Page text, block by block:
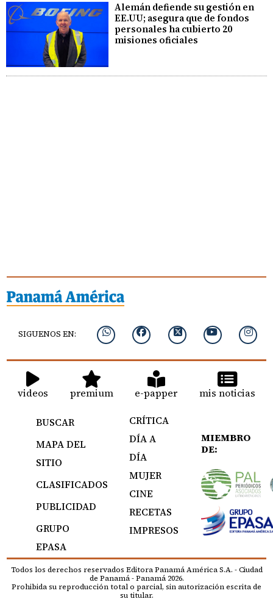
Alemán defiende su gestión en
EE.UU; asegura que de fondos
personales ha cubierto 20
misiones oficiales
SIGUENOS EN:
videos premium e-papper mis noticias
BUSCAR
MAPA DEL
SITIO
CLASIFICADOS
PUBLICIDAD
GRUPO
EPASA
CRÍTICA
DÍA A
DÍA
MUJER
CINE
RECETAS
IMPRESOS
MIEMBRO
DE:
Todos los derechos reservados Editora Panamá América S.A. - Ciudad
de Panamá - Panamá 2026.
Prohibida su reproducción total o parcial, sin autorización escrita de
su titular.